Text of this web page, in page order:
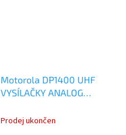
Motorola DP1400 UHF
VYSÍLAČKY ANALOG
Prodej ukončen